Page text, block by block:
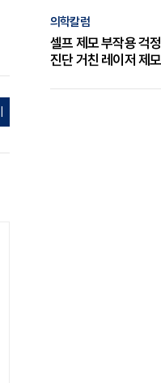
의학칼럼
셀프 제모 부작용 걱
진단 거친 레이저 제